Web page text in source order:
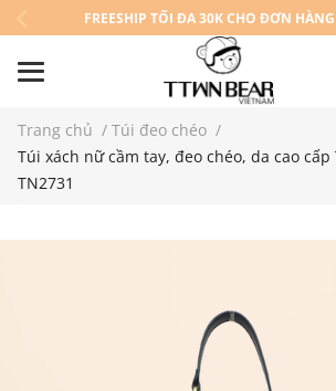
FREESHIP TỐI ĐA 30K CHO ĐƠN
Trang chủ / Túi đeo chéo /
Túi xách nữ cầm tay, đeo chéo, da cao cấp
TN2731